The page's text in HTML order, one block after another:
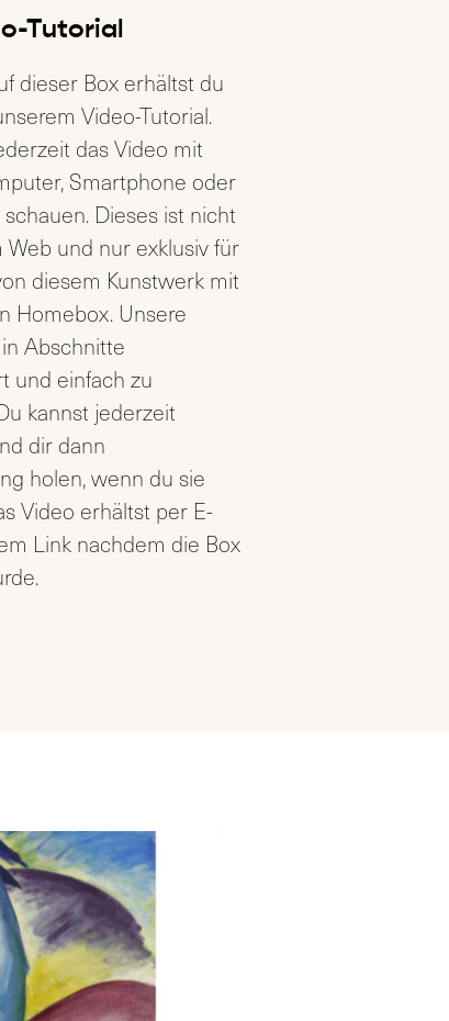
Tutorial
dieser Box erhältst du
Video-Tutorial.
das Video mit
Smartphone oder
Dieses ist nicht
Web und nur exklusiv für
diesem Kunstwerk mit
Homebox. Unsere
Abschnitte
und einfach zu
kannst jederzeit
dir dann
holen, wenn du sie
Video erhältst per E-
Link nachdem die Box